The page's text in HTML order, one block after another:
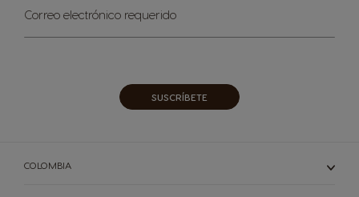
Sign
Up
for
Correo electrónico requerido
SUSCRÍBETE
COLOMBIA